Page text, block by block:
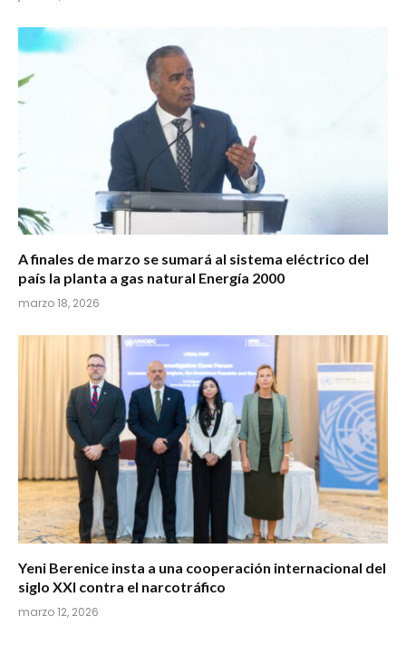
A finales de marzo se sumará al sistema eléctrico del
país la planta a gas natural Energía 2000
marzo 18, 2026
Yeni Berenice insta a una cooperación internacional del
siglo XXI contra el narcotráfico
marzo 12, 2026